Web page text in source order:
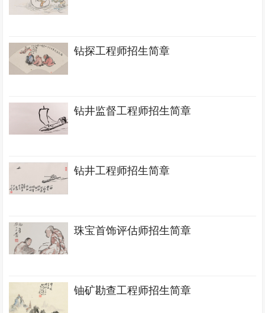
钻探工程师招生简章
钻井监督工程师招生简章
钻井工程师招生简章
珠宝首饰评估师招生简章
铀矿勘查工程师招生简章